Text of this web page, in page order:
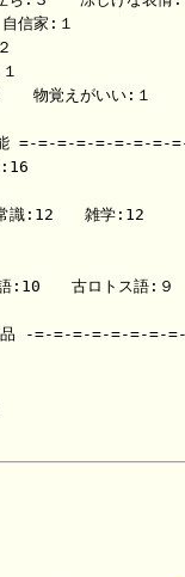
信家:１
　物覚えがいい:１
=-=-=-=-=-=-=-=-
識:12　　雑学:12
:10　　古ロトス語:９
-=-=-=-=-=-=-=-